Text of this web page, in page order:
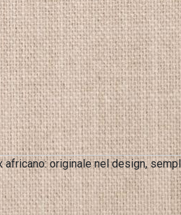
originale nel design,